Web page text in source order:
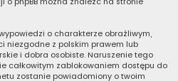
o charakterze obraźliwym,
niezgodne z polskim prawem lub
i dobra osobiste. Naruszenie tego
całkowitym zablokowaniem dostępu do
zostanie powiadomiony o twoim